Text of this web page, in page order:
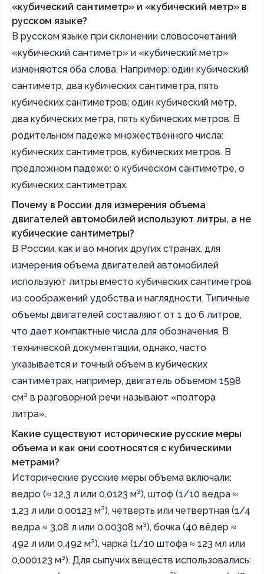
«кубический сантиметр» и «кубический метр» в
русском языке?
В русском языке при склонении словосочетаний
«кубический сантиметр» и «кубический метр»
изменяются оба слова. Например: один кубический
сантиметр, два кубических сантиметра, пять
кубических сантиметров; один кубический метр,
два кубических метра, пять кубических метров. В
родительном падеже множественного числа:
кубических сантиметров, кубических метров. В
предложном падеже: о кубическом сантиметре, о
кубических сантиметрах.
Почему в России для измерения объема
двигателей автомобилей используют литры, а не
кубические сантиметры?
В России, как и во многих других странах, для
измерения объема двигателей автомобилей
используют литры вместо кубических сантиметров
из соображений удобства и наглядности. Типичные
объемы двигателей составляют от 1 до 6 литров,
что дает компактные числа для обозначения. В
технической документации, однако, часто
указывается и точный объем в кубических
сантиметрах, например, двигатель объемом 1598
см³ в разговорной речи называют «полтора
литра».
Какие существуют исторические русские меры
объема и как они соотносятся с кубическими
метрами?
Исторические русские меры объема включали:
ведро (≈ 12,3 л или 0,0123 м³), штоф (1/10 ведра ≈
1,23 л или 0,00123 м³), четверть или четвертная (1/4
ведра ≈ 3,08 л или 0,00308 м³), бочка (40 вёдер ≈
492 л или 0,492 м³), чарка (1/10 штофа ≈ 123 мл или
0,000123 м³). Для сыпучих веществ использовались: